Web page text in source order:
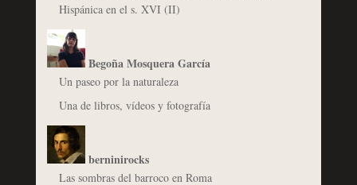
Hispánica en el s. XVI (II)
Begoña Mosquera García
Un paseo por la naturaleza
Una de libros, vídeos y fotografía
berninirocks
Las sombras del barroco en Roma